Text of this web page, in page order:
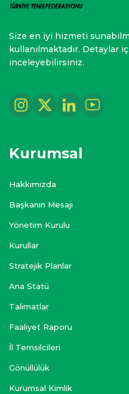
Size en iyi hizmeti
kullanılmaktadır. Detaylar
inceleyebilirsiniz.
Kurumsal
Hakkımızda
Başkanın Mesajı
Yönetim Kurulu
Kurullar
Stratejik Planlar
Ana Statü
Talimatlar
Faaliyet Raporu
İl Temsilcileri
Gönüllülük
Kurumsal Kimlik